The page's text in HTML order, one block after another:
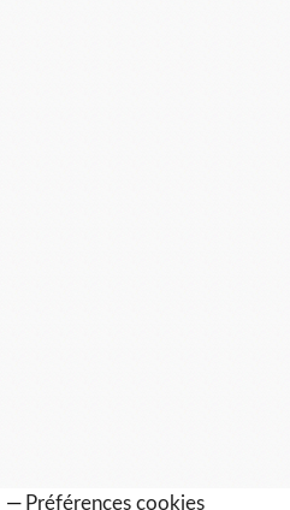
Préférences cookies